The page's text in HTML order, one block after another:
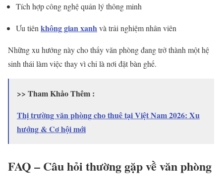
Tích hợp công nghệ quản lý thông minh
Ưu tiên không gian xanhvà trải nghiệm nhân viên
Những xu hướng này cho thấy văn phòng đang trở thành một hệ
sinh thái làm việc thay vì chỉ là nơi đặt bàn ghế.
>> Tham Khảo Thêm :
Thị trường văn phòng cho thuê tại Việt Nam 2026: Xu
hướng & Cơ hội mới
FAQ – Câu hỏi thường gặp về văn phòng